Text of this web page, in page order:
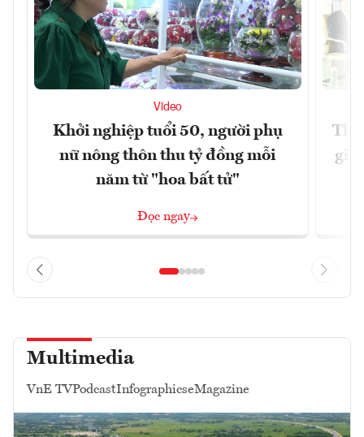
Video
Khởi nghiệp tuổi 50, người phụ
nữ nông thôn thu tỷ đồng mỗi
năm từ "hoa bất tử"
Đọc ngay
Multimedia
VnE TVPodcastInfographicseMagazine